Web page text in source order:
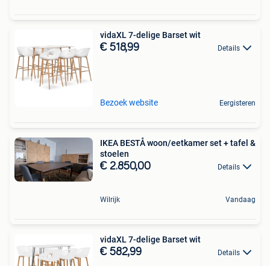
vidaXL 7-delige Barset wit
€ 518,99 Details
Bezoek website Eergisteren
IKEA BESTÅ woon/eetkamer set + tafel &
stoelen
€ 2.850,00 Details
Wilrijk Vandaag
vidaXL 7-delige Barset wit
€ 582,99 Details